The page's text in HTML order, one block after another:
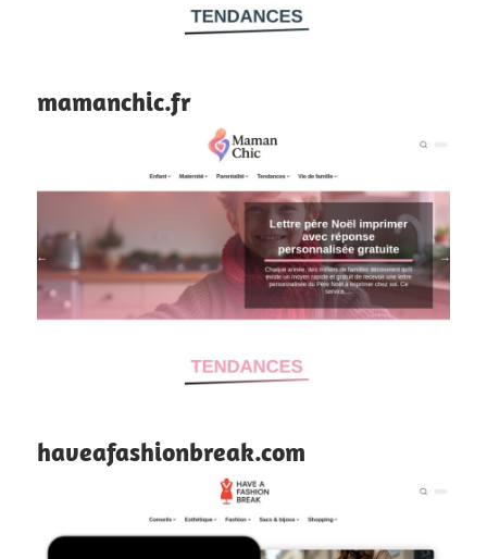
mamanchic.fr
haveafashionbreak.com